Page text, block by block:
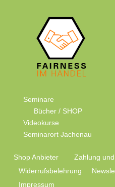
Seminare
Bücher / SHOP
Videokurse
Seminarort Jachenau
Shop Anbieter Zahlung
Widerrufsbelehrung
Impressum